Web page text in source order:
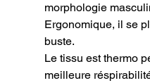
morphologie
Ergonomique, il se
buste.
Le tissu est thermo
meilleure